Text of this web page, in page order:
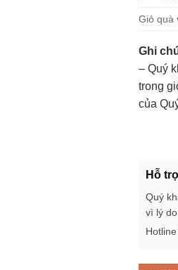
Giỏ quà
Ghi
– Quý
trong
của
Hỗ
Quý
vì lý